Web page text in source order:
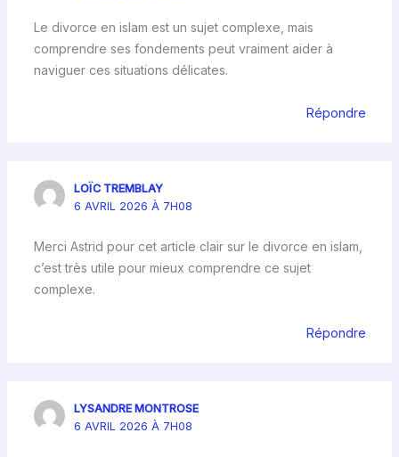
Le divorce en islam est un sujet complexe, mais
comprendre ses fondements peut vraiment aider à
naviguer ces situations délicates.
Répondre
LOÏC TREMBLAY
6 AVRIL 2026 À 7H08
Merci Astrid pour cet article clair sur le divorce en islam,
c’est très utile pour mieux comprendre ce sujet
complexe.
Répondre
LYSANDRE MONTROSE
6 AVRIL 2026 À 7H08